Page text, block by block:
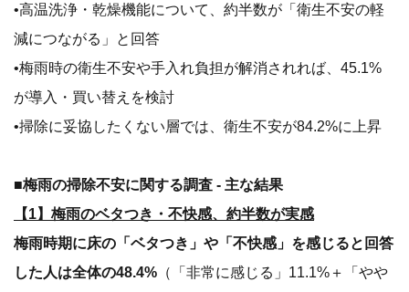
•高温洗浄・乾燥機能について、約半数が「衛生不安の軽
減につながる」と回答
•梅雨時の衛生不安や手入れ負担が解消されれば、45.1%
が導入・買い替えを検討
•掃除に妥協したくない層では、衛生不安が84.2%に上昇
■梅雨の掃除不安に関する調査 - 主な結果
【1】梅雨のベタつき・不快感、約半数が実感
梅雨時期に床の「ベタつき」や「不快感」を感じると回答
した人は全体の48.4% （「非常に感じる」11.1%＋「やや